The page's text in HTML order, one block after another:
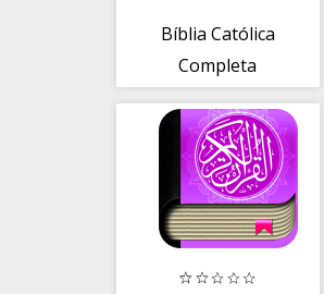
Bíblia Católica
Completa